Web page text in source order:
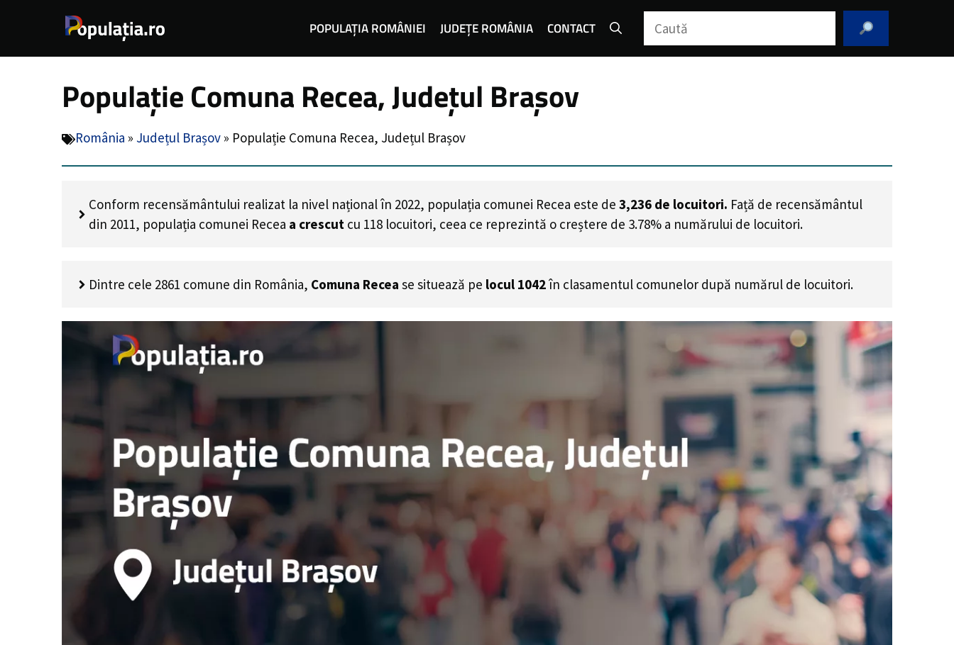
POPULAȚIA ROMÂNIEI JUDEȚE ROMÂNIA CONTACT Caută
Populație Comuna Recea, Județul Brașov
România » Județul Brașov » Populație Comuna Recea, Județul Brașov
Conform recensământului realizat la nivel național în 2022, populația comunei Recea este de 3,236 de locuitori. Față de recensământul
din 2011, populația comunei Recea a crescut cu 118 locuitori, ceea ce reprezintă o creștere de 3.78% a numărului de locuitori.
Dintre cele 2861 comune din România, Comuna Recea se situează pe locul 1042în clasamentul comunelor după numărul de locuitori.